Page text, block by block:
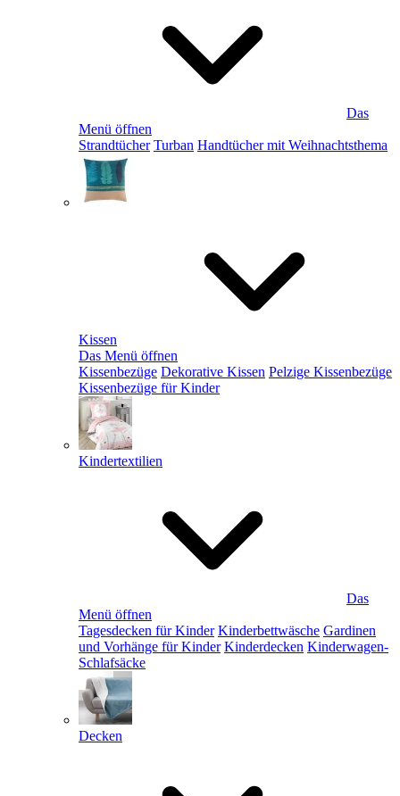
Das
Menü öffnen
Strandtücher Turban Handtücher mit Weihnachtsthema
Kissen
Das Menü öffnen
Kissenbezüge Dekorative Kissen Pelzige Kissenbezüge
Kissenbezüge für Kinder
Kindertextilien
Das
Menü öffnen
Tagesdecken für Kinder Kinderbettwäsche Gardinen
und Vorhänge für Kinder Kinderdecken Kinderwagen-
Schlafsäcke
Decken